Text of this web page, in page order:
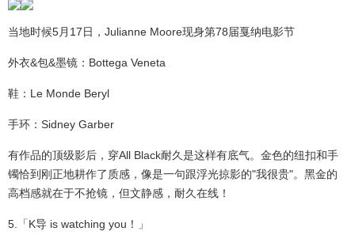
当地时候5月17日，Julianne Moore现身第78届戛纳电影节
外衣&包&墨镜：Bottega Veneta
鞋：Le Monde Beryl
手环：Sidney Garber
有作品的顶级影后，穿All Black耐久是这样有底气。金色的纽扣和手
镯恰到刚正地耕作了质感，像是一句跟浮光掠影的"我很贵"。黑金的
高档感就在于不抢镜，但文静感，耐久在线！
5.「K导 is watching you！」